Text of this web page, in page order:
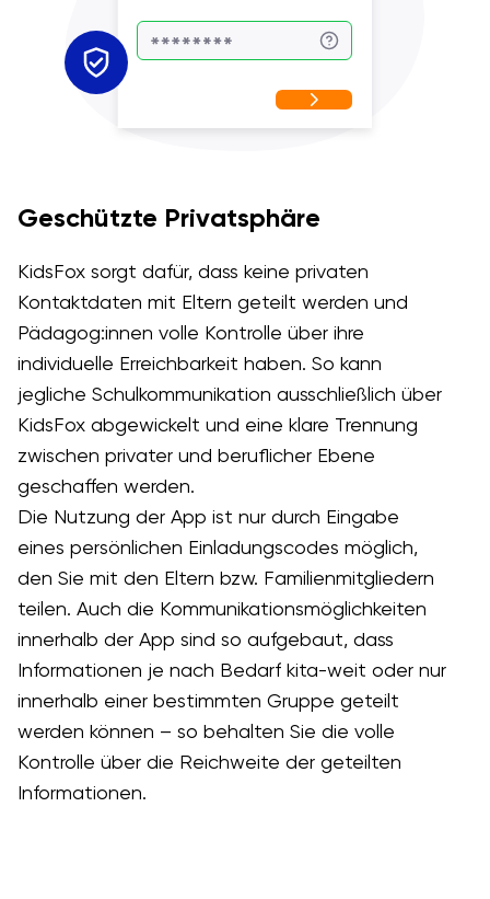
Geschützte Privatsphäre
KidsFox sorgt dafür, dass keine privaten
Kontaktdaten mit Eltern geteilt werden und
Pädagog:innen volle Kontrolle über ihre
individuelle Erreichbarkeit haben. So kann
jegliche Schulkommunikation ausschließlich über
KidsFox abgewickelt und eine klare Trennung
zwischen privater und beruflicher Ebene
geschaffen werden.
Die Nutzung der App ist nur durch Eingabe
eines persönlichen Einladungscodes möglich,
den Sie mit den Eltern bzw. Familienmitgliedern
teilen. Auch die Kommunikationsmöglichkeiten
innerhalb der App sind so aufgebaut, dass
Informationen je nach Bedarf kita-weit oder nur
innerhalb einer bestimmten Gruppe geteilt
werden können – so behalten Sie die volle
Kontrolle über die Reichweite der geteilten
Informationen.